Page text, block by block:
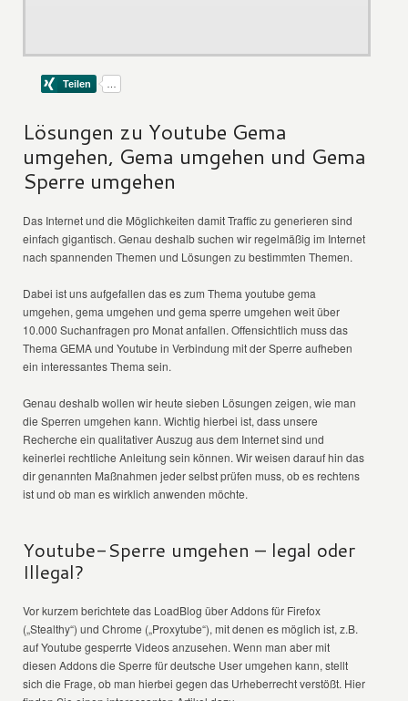
Lösungen zu Youtube Gema
umgehen, Gema umgehen und Gema
Sperre umgehen
Das Internet und die Möglichkeiten damit Traffic zu generieren sind
einfach gigantisch. Genau deshalb suchen wir regelmäßig im Internet
nach spannenden Themen und Lösungen zu bestimmten Themen.
Dabei ist uns aufgefallen das es zum Thema youtube gema
umgehen, gema umgehen und gema sperre umgehen weit über
10.000 Suchanfragen pro Monat anfallen. Offensichtlich muss das
Thema GEMA und Youtube in Verbindung mit der Sperre aufheben
ein interessantes Thema sein.
Genau deshalb wollen wir heute sieben Lösungen zeigen, wie man
die Sperren umgehen kann. Wichtig hierbei ist, dass unsere
Recherche ein qualitativer Auszug aus dem Internet sind und
keinerlei rechtliche Anleitung sein können. Wir weisen darauf hin das
dir genannten Maßnahmen jeder selbst prüfen muss, ob es rechtens
ist und ob man es wirklich anwenden möchte.
Youtube-Sperre umgehen – legal oder
Illegal?
Vor kurzem berichtete das LoadBlog über Addons für Firefox
(„Stealthy“) und Chrome („Proxytube“), mit denen es möglich ist, z.B.
auf Youtube gesperrte Videos anzusehen. Wenn man aber mit
diesen Addons die Sperre für deutsche User umgehen kann, stellt
sich die Frage, ob man hierbei gegen das Urheberrecht verstößt. Hier